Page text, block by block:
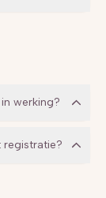
werking?